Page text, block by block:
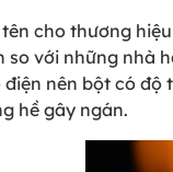
cho thương
so với những nhà
nên bột có
hề gây ngán.